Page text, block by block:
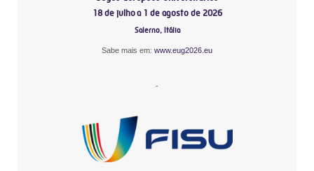
18 de julho a 1 de agosto de 2026
Salerno, Itália
Sabe mais em: www.eug2026.eu
-